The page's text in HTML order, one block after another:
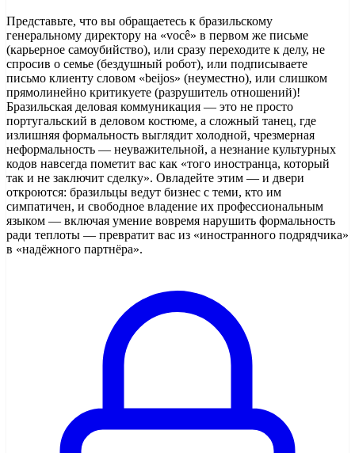
Представьте, что вы обращаетесь к бразильскому
генеральному директору на «você» в первом же письме
(карьерное самоубийство), или сразу переходите к делу, не
спросив о семье (бездушный робот), или подписываете
письмо клиенту словом «beijos» (неуместно), или слишком
прямолинейно критикуете (разрушитель отношений)!
Бразильская деловая коммуникация — это не просто
португальский в деловом костюме, а сложный танец, где
излишняя формальность выглядит холодной, чрезмерная
неформальность — неуважительной, а незнание культурных
кодов навсегда пометит вас как «того иностранца, который
так и не заключит сделку». Овладейте этим — и двери
откроются: бразильцы ведут бизнес с теми, кто им
симпатичен, и свободное владение их профессиональным
языком — включая умение вовремя нарушить формальность
ради теплоты — превратит вас из «иностранного подрядчика»
в «надёжного партнёра».